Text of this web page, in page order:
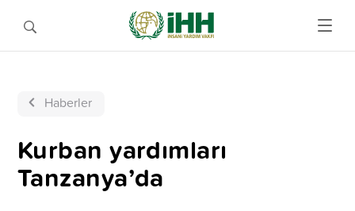
Haberler
Kurban yardımları
Tanzanya’da